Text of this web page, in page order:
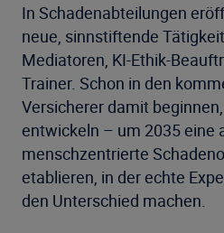
In Schadenabteilungen
neue, sinnstiftende
Mediatoren, KI-Ethik-
Trainer. Schon in den
Versicherer damit
entwickeln – um 2035 eine
menschzentrierte
etablieren, in der echte
den Unterschied machen.